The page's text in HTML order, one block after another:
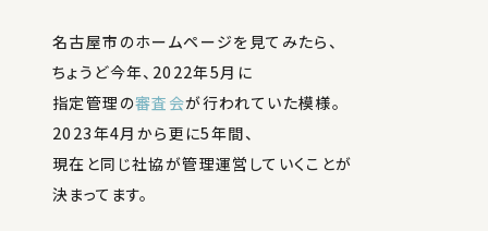
名古屋市のホームページを見てみたら、
ちょうど今年、2022年5月に
指定管理の審査会が行われていた模様。
2023年4月から更に5年間、
現在と同じ社協が管理運営していくことが
決まってます。